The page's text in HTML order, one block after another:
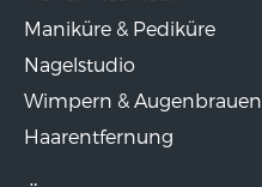
Maniküre & Pediküre
Nagelstudio
Wimpern & Augenbrauen
Haarentfernung